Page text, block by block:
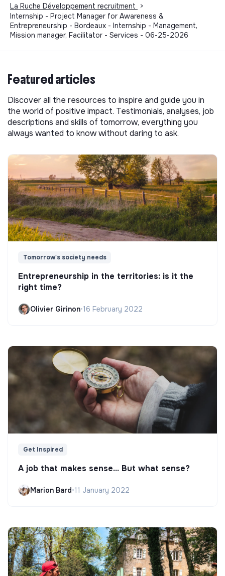
La Ruche Développement recruitment
>
Internship - Project Manager for Awareness &
Entrepreneurship - Bordeaux - Internship - Management,
Mission manager, Facilitator - Services - 06-25-2026
Featured articles
Discover all the resources to inspire and guide you in
the world of positive impact. Testimonials, analyses, job
descriptions and skills of tomorrow, everything you
always wanted to know without daring to ask.
Tomorrow's society needs
Entrepreneurship in the territories: is it the
right time?
Olivier Girinon•16 February 2022
Get Inspired
A job that makes sense... But what sense?
Marion Bard•11 January 2022